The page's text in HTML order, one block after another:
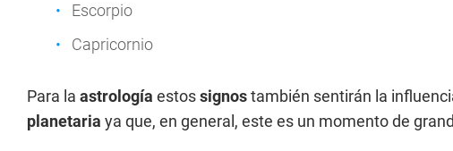
Escorpio
Capricornio
Para la astrología estossignostambién sentirán la
planetaria ya que, en general, este es un momento de